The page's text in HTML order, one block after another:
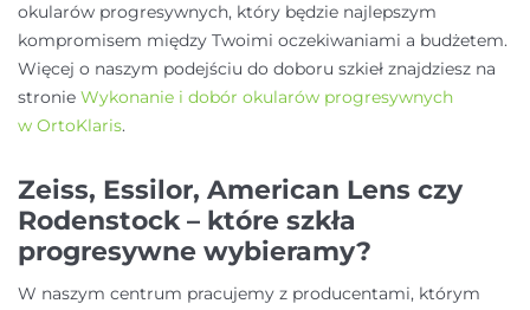
okularów progresywnych, który będzie najlepszym
kompromisem między Twoimi oczekiwaniami a budżetem.
Więcej o naszym podejściu do doboru szkieł znajdziesz na
stronie Wykonanie i dobór okularów progresywnych
w OrtoKlaris.
Zeiss, Essilor, American Lens czy
Rodenstock – które szkła
progresywne wybieramy?
W naszym centrum pracujemy z producentami, którym